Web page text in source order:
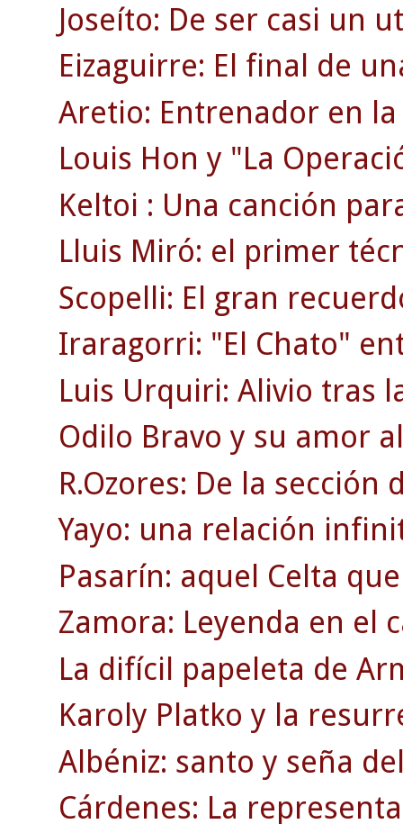
Joseíto: De ser casi un
Eizaguirre: El final de
Aretio: Entrenador en
Louis Hon y "La
Keltoi : Una canción
Lluis Miró: el primer
Scopelli: El gran
Iraragorri: "El Chato"
Luis Urquiri: Alivio tras
Odilo Bravo y su amor
R.Ozores: De la
Yayo: una relación
Pasarín: aquel Celta
Zamora: Leyenda en el
La difícil papeleta de
Karoly Platko y la
Albéniz: santo y seña
Cárdenes: La